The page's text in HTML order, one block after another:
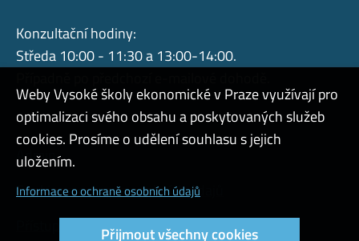
Konzultační hodiny:
Středa 10:00 - 11:30 a 13:00-14:00.
Admin
Cookies a ochrana osobních údajů
Přístupnost webu
Weby Vysoké školy ekonomické v Praze využívají pro
optimalizaci svého obsahu a poskytovaných služeb
cookies. Prosíme o udělení souhlasu s jejich
uložením.
Informace o ochraně osobních údajů
Přijmout všechny cookies